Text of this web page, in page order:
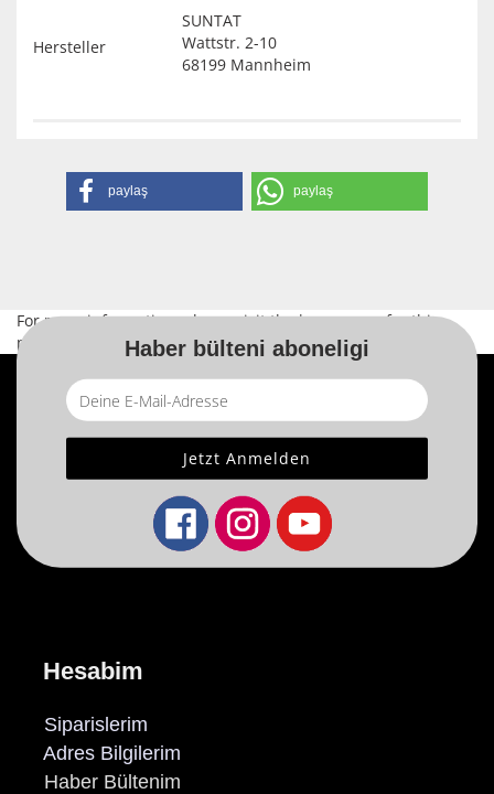
Hersteller
SUNTAT
Wattstr. 2-10
68199 Mannheim
paylaş paylaş
For more information, please visit thehome pagefor this
product.
Haber bülteni aboneligi
Hesabim
Siparislerim
Adres Bilgilerim
Haber Bültenim